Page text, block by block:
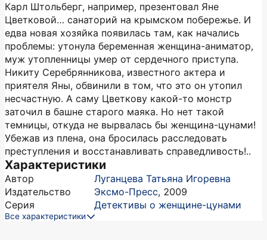
Карл Штольберг, например, презентовал Яне
Цветковой… санаторий на крымском побережье. И
едва новая хозяйка появилась там, как начались
проблемы: утонула беременная женщина-аниматор,
муж утопленницы умер от сердечного приступа.
Никиту Серебрянникова, известного актера и
приятеля Яны, обвинили в том, что это он утопил
несчастную. А саму Цветкову какой-то монстр
заточил в башне старого маяка. Но нет такой
темницы, откуда не вырвалась бы женщина-цунами!
Убежав из плена, она бросилась расследовать
преступления и восстанавливать справедливость!..
Характеристики
Автор
Луганцева Татьяна Игоревна
Издательство
Эксмо-Пресс, 2009
Серия
Детективы о женщине-цунами
Все характеристики